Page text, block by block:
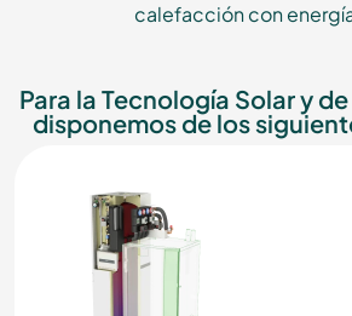
calefacción con
Para la Tecnología Solar y
disponemos de los